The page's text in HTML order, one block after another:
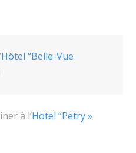
Hôtel “Belle-Vue
à l’Hotel “Petry »